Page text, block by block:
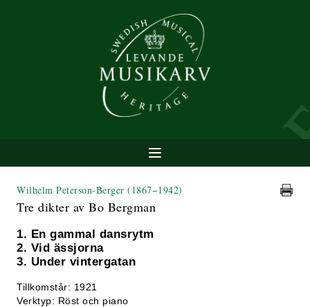
Wilhelm Peterson-Berger (1867−1942)
Tre dikter av Bo Bergman
1. En gammal dansrytm
2. Vid ässjorna
3. Under vintergatan
Tillkomstår: 1921
Verktyp: Röst och piano